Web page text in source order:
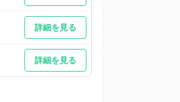
詳細を見る
詳細を見る